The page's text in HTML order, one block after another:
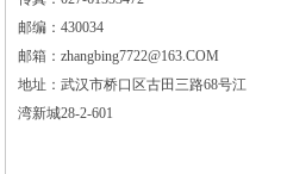
邮编：430034
邮箱：zhangbing7722@163.COM
地址：武汉市桥口区古田三路68号江
湾新城28-2-601